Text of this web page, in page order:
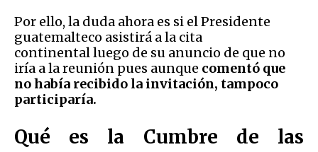
Por ello, la duda ahora es si el Presidente
guatemalteco asistirá a la cita
continental luego de su anuncio de que no
iría a la reunión pues aunque comentó que
no había recibido la invitación, tampoco
participaría.
Qué es la Cumbre de las